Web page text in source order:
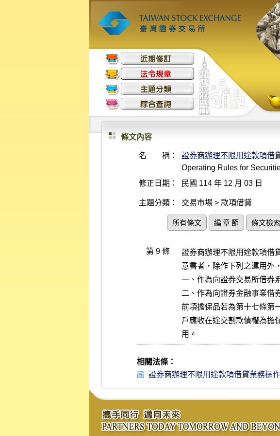
條文內容
名 稱： 證券商辦理不限用途款項借
Operating Rules for
修正日期：
民國 114 年 12 月 03 日
主題分類： 交易市場 > 款項借貸
所有條文 編 章 節 條文檢索
第 9 條
證券商辦理不限用途款項借
意書者，除作下列之運用外
一、作為向證券交易所借券
二、作為向證券金融事業借
前項擔保品若為第十七條第
戶應收在途交割款債權為擔
用。
相關法條：
證券商辦理不限用途款項借貸業務操